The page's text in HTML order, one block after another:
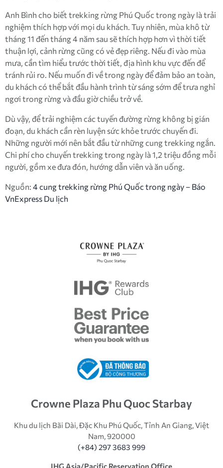
Anh Bình cho biết trekking rừng Phú Quốc trong ngày là trải
nghiệm thích hợp với mọi du khách. Tuy nhiên, mùa khô từ
tháng 11 đến tháng 4 năm sau sẽ thích hợp hơn vì thời tiết
thuận lợi, cảnh rừng cũng có vẻ đẹp riêng. Nếu đi vào mùa
mưa, cần tìm hiểu trước thời tiết, địa hình khu vực đến để
tránh rủi ro. Nếu muốn đi về trong ngày để đảm bảo an toàn,
du khách có thể bắt đầu hành trình từ sáng sớm để trưa nghỉ
ngơi trong rừng và đầu giờ chiều trở về.
Dù vậy, để trải nghiệm các tuyến đường rừng không bị gián
đoạn, du khách cần rèn luyện sức khỏe trước chuyến đi.
Những người mới nên bắt đầu từ những cung trekking ngắn.
Chi phí cho chuyến trekking trong ngày là 1,2 triệu đồng mỗi
người, gồm xe đưa đón, hướng dẫn viên và ăn uống.
Nguồn: 4 cung trekking rừng Phú Quốc trong ngày – Báo
VnExpress Du lịch
Crowne Plaza Phu Quoc Starbay
Khu du lịch Bãi Dài, Đặc Khu Phú Quốc, Tỉnh An Giang, Việt
Nam, 920000
(+84) 297 3683 999
IHG Asia/Pacific Reservation Office